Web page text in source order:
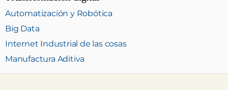
Automatización y Robótica
Big Data
Internet Industrial de las cosas
Manufactura Aditiva